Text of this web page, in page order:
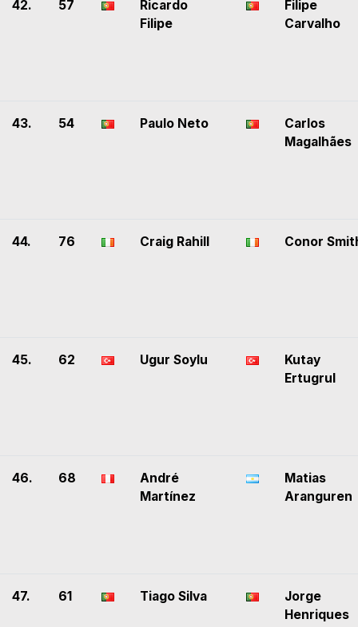
42. 57
Ricardo
Filipe
Filipe
Carvalho
43. 54 Paulo Neto
Carlos
Magalhães
44. 76 Craig Rahill Conor
45. 62 Ugur Soylu
Kutay
Ertugrul
46. 68
André
Martínez
Matias
Aranguren
47. 61 Tiago Silva
Jorge
Henriques